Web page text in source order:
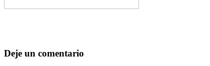
Deje un comentario